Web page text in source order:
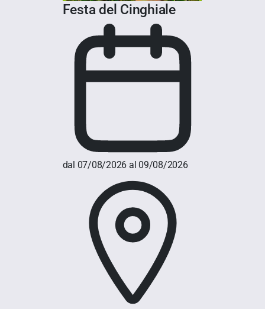
Festa del Cinghiale
dal 07/08/2026 al 09/08/2026